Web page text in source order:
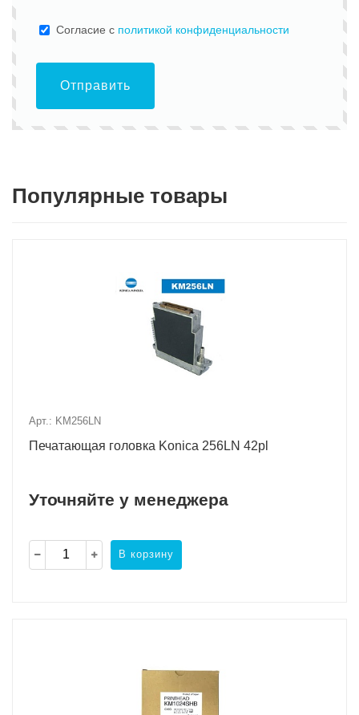
Cогласие с политикой конфиденциальности
Отправить
Популярные товары
Арт.: KM256LN
Печатающая головка Konica 256LN 42pl
Уточняйте у менеджера
В корзину